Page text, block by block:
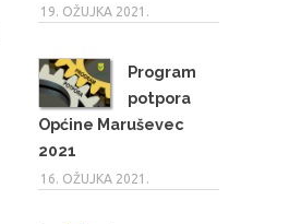
19. OŽUJKA 2021.
Program
potpora
Općine Maruševec
2021
16. OŽUJKA 2021.